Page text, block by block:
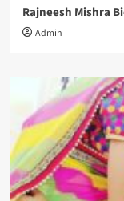
Rajneesh Mishra
Admin